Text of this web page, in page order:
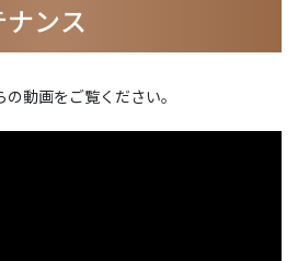
ンス
動画をご覧ください。